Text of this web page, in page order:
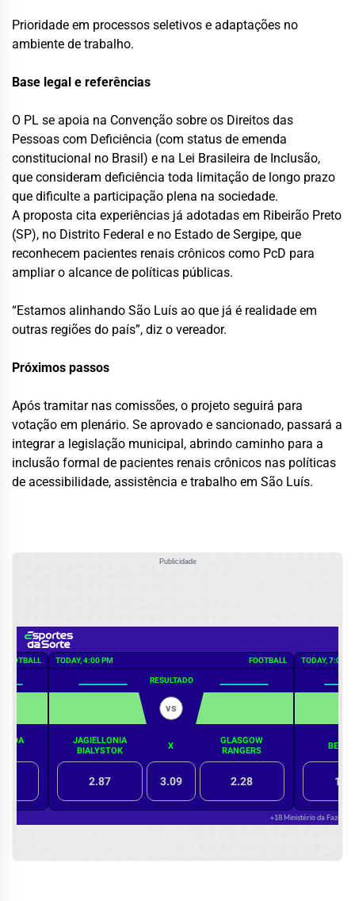
Prioridade em processos seletivos e adaptações no
ambiente de trabalho.
Base legal e referências
O PL se apoia na Convenção sobre os Direitos das
Pessoas com Deficiência (com status de emenda
constitucional no Brasil) e na Lei Brasileira de Inclusão,
que consideram deficiência toda limitação de longo prazo
que dificulte a participação plena na sociedade.
A proposta cita experiências já adotadas em Ribeirão Preto
(SP), no Distrito Federal e no Estado de Sergipe, que
reconhecem pacientes renais crônicos como PcD para
ampliar o alcance de políticas públicas.
“Estamos alinhando São Luís ao que já é realidade em
outras regiões do país”, diz o vereador.
Próximos passos
Após tramitar nas comissões, o projeto seguirá para
votação em plenário. Se aprovado e sancionado, passará a
integrar a legislação municipal, abrindo caminho para a
inclusão formal de pacientes renais crônicos nas políticas
de acessibilidade, assistência e trabalho em São Luís.
Publicidade